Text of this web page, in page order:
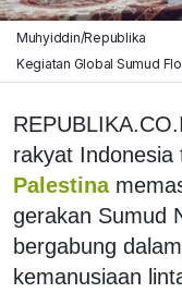
Muhyiddin/Republika
Kegiatan Global Sumud
rakyat Indonesia
Palestina
gerakan Sumud
bergabung
kemanusiaan